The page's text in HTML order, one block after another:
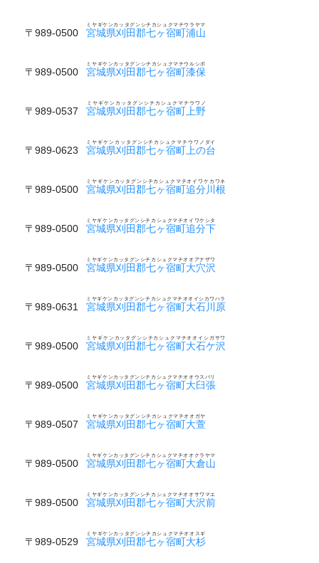
〒989-0500 宮城県刈田郡七ヶ宿町浦山
ミヤギケンカッタグンシチカシュクマチウラヤマ
〒989-0500 宮城県刈田郡七ヶ宿町漆保
ミヤギケンカッタグンシチカシュクマチウルシポ
〒989-0537 宮城県刈田郡七ヶ宿町上野
ミヤギケンカッタグンシチカシュクマチウワノ
〒989-0623 宮城県刈田郡七ヶ宿町上の台
ミヤギケンカッタグンシチカシュクマチウワノダイ
〒989-0500 宮城県刈田郡七ヶ宿町追分川根
ミヤギケンカッタグンシチカシュクマチオイワケカワネ
〒989-0500 宮城県刈田郡七ヶ宿町追分下
ミヤギケンカッタグンシチカシュクマチオイワケシタ
〒989-0500 宮城県刈田郡七ヶ宿町大穴沢
ミヤギケンカッタグンシチカシュクマチオオアナザワ
〒989-0631 宮城県刈田郡七ヶ宿町大石川原
ミヤギケンカッタグンシチカシュクマチオオイシカワハラ
〒989-0500 宮城県刈田郡七ヶ宿町大石ケ沢
ミヤギケンカッタグンシチカシュクマチオオイシガサワ
〒989-0500 宮城県刈田郡七ヶ宿町大臼張
ミヤギケンカッタグンシチカシュクマチオオウスパリ
〒989-0507 宮城県刈田郡七ヶ宿町大萱
ミヤギケンカッタグンシチカシュクマチオオガヤ
〒989-0500 宮城県刈田郡七ヶ宿町大倉山
ミヤギケンカッタグンシチカシュクマチオオクラヤマ
〒989-0500 宮城県刈田郡七ヶ宿町大沢前
ミヤギケンカッタグンシチカシュクマチオオサワマエ
〒989-0529 宮城県刈田郡七ヶ宿町大杉
ミヤギケンカッタグンシチカシュクマチオオスギ